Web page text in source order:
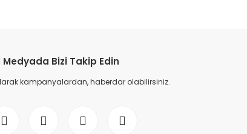
Medyada Bizi Takip Edin
kampanyalardan, haberdar olabilirsiniz.